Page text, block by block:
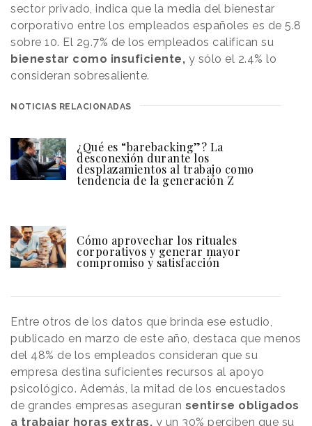
sector privado, indica que la media del bienestar
corporativo entre los empleados españoles es de 5.8
sobre 10. El 29.7% de los empleados califican su
bienestar como insuficiente, y sólo el 2.4% lo
consideran sobresaliente.
NOTICIAS RELACIONADAS
¿Qué es “barebacking”? La
desconexión durante los
desplazamientos al trabajo como
tendencia de la generación Z
Cómo aprovechar los rituales
corporativos y generar mayor
compromiso y satisfacción
Entre otros de los datos que brinda ese estudio,
publicado en marzo de este año, destaca que menos
del 48% de los empleados consideran que su
empresa destina suficientes recursos al apoyo
psicológico. Además, la mitad de los encuestados
de grandes empresas aseguran sentirse obligados
a trabajar horas extras, y un 30% perciben que su